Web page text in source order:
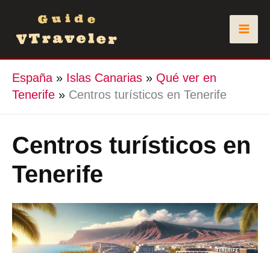
contenido
España » Islas Canarias » Qué ver en
Tenerife » Centros turísticos en Tenerife
Centros turísticos en
Tenerife